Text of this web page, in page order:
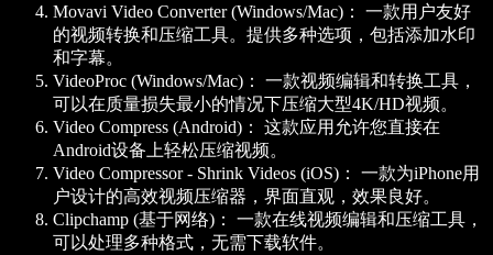
Movavi Video Converter (Windows/Mac)：
一款用户友好
的视频转换和压缩工具。提供多种选项，包括添加水印
和字幕。
VideoProc (Windows/Mac)：
一款视频编辑和转换工具，
可以在质量损失最小的情况下压缩大型4K/HD视频。
Video Compress (Android)：
这款应用允许您直接在
Android设备上轻松压缩视频。
Video Compressor - Shrink Videos (iOS)：
一款为iPhone用
户设计的高效视频压缩器，界面直观，效果良好。
Clipchamp (基于网络)：
一款在线视频编辑和压缩工具，
可以处理多种格式，无需下载软件。